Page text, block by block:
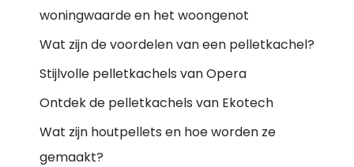
woningwaarde en het woongenot
Wat zijn de voordelen van een pelletkachel?
Stijlvolle pelletkachels van Opera
Ontdek de pelletkachels van Ekotech
Wat zijn houtpellets en hoe worden ze
gemaakt?